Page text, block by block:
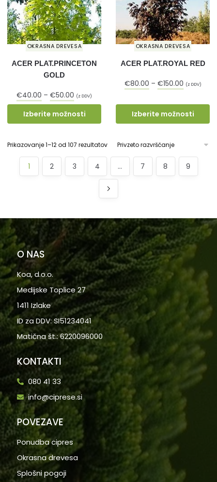
OKRASNA DREVESA
ACER PLAT.PRINCETON
GOLD
€40.00 – €50.00 (z DDV)
Izberite možnosti
OKRASNA DREVESA
ACER PLAT.ROYAL RED
€80.00 – €150.00 (z DDV)
Izberite možnosti
Prikazovanje 1–12 od 107 rezultatov
1 2 3 4 … 7 8 9
O NAS
Koa, d.o.o.
Medijske Toplice 27
1411 Izlake
ID za DDV: SI51234041
Matična št.: 6220096000
KONTAKTI
080 41 33
info@ciprese.si
POVEZAVE
Ponudba cipres
Okrasna drevesa
Splošni pogoji